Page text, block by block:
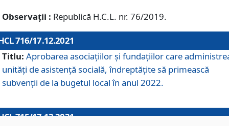
Observații : Republică H.C.L. nr. 76/2019.
716/17.12.2021
Titlu: Aprobarea asociaţiilor şi fundaţiilor care
unităţi de asistenţă socială, îndreptăţite să primească
subvenţii de la bugetul local în anul 2022.
715/17.12.2021